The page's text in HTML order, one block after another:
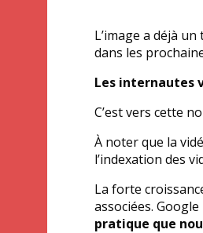
L’image a déjà
dans les
Les internautes
C’est vers cette
À noter que la
l’indexation des
La forte
associées.
pratique que